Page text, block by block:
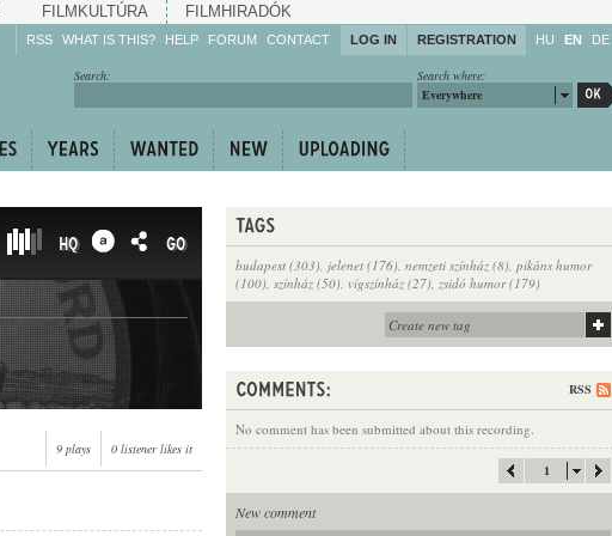
FILMKULTÚRA FILMHIRADÓK
RSS WHAT IS THIS? HELP
Enrich!
Share!
FORUM CONTACT LOG IN REGISTRATION HU EN DE
Search where:
Everywhere
Search:
budapest (303), jelenet (176), nemzeti színház (8), pikáns humor
(100), színház (50), vígszínház (27), zsidó humor (179)
RSS
No comment has been submitted about this recording.
1
New comment
HQ GO
9 plays 0 listener likes it